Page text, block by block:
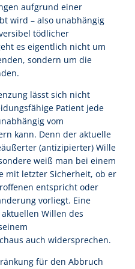
aufgrund einer
wird – also unabhängig
tödlicher
es eigentlich nicht um
sondern um die
lässt sich nicht
Patient jede
vom
kann. Denn der aktuelle
(antizipierter) Wille
weiß man bei einem
mit letzter Sicherheit, ob er
entspricht oder
vorliegt. Eine
Willen des
auch widersprechen.
für den Abbruch